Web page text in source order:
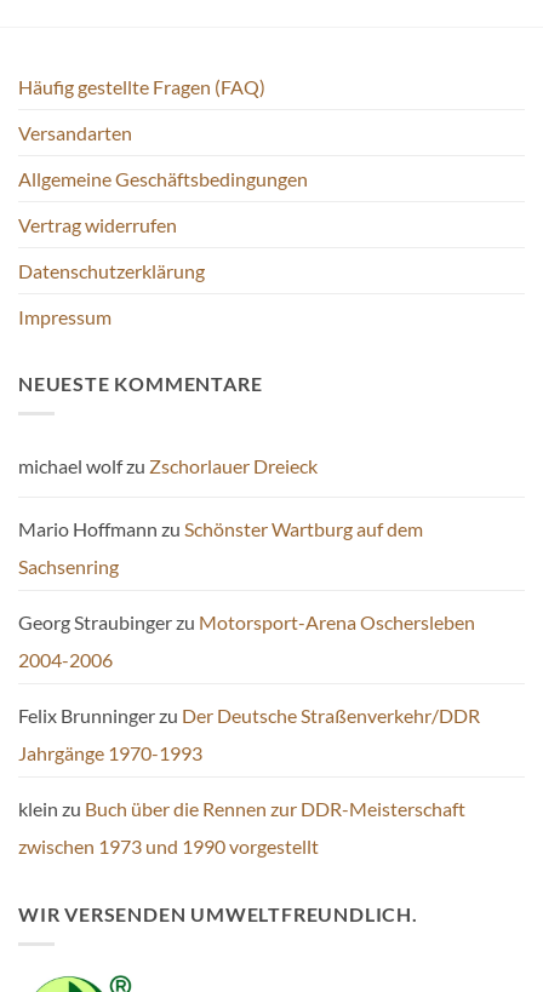
Häufig gestellte Fragen (FAQ)
Versandarten
Allgemeine Geschäftsbedingungen
Vertrag widerrufen
Datenschutzerklärung
Impressum
NEUESTE KOMMENTARE
michael wolfzu Zschorlauer Dreieck
Mario Hoffmann zu Schönster Wartburg auf dem
Sachsenring
Georg Straubingerzu Motorsport-Arena Oschersleben
2004-2006
Felix Brunningerzu Der Deutsche Straßenverkehr/DDR
Jahrgänge 1970-1993
klein zu Buch über die Rennen zur DDR-Meisterschaft
zwischen 1973 und 1990 vorgestellt
WIR VERSENDEN UMWELTFREUNDLICH.